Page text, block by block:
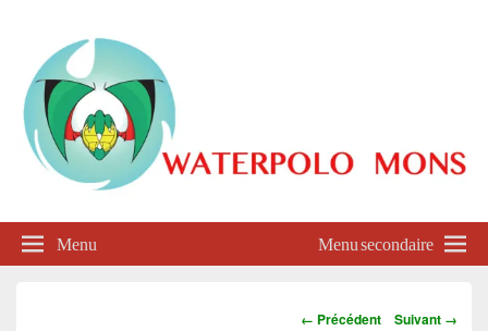
Waterpolo Mons
Menu Menu secondaire
Navigation
← Précédent Suivant →